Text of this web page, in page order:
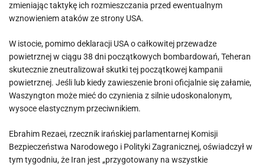
zmieniając taktykę ich rozmieszczania przed ewentualnym
wznowieniem ataków ze strony USA.
W istocie, pomimo deklaracji USA o całkowitej przewadze
powietrznej w ciągu 38 dni początkowych bombardowań, Teheran
skutecznie zneutralizował skutki tej początkowej kampanii
powietrznej. Jeśli lub kiedy zawieszenie broni oficjalnie się załamie,
Waszyngton może mieć do czynienia z silnie udoskonalonym,
wysoce elastycznym przeciwnikiem.
Ebrahim Rezaei, rzecznik irańskiej parlamentarnej Komisji
Bezpieczeństwa Narodowego i Polityki Zagranicznej, oświadczył w
tym tygodniu, że Iran jest „przygotowany na wszystkie